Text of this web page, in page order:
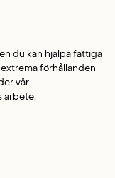
du kan hjälpa fattiga
förhållanden
vår
arbete.